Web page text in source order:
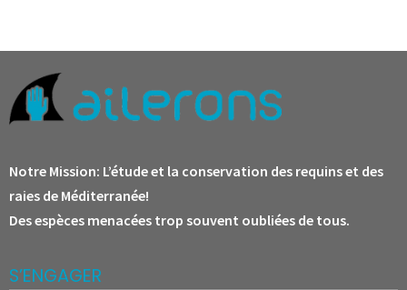
Notre Mission: L’étude et la conservation des requins et des
raies de Méditerranée!
Des espèces menacées trop souvent oubliées de tous.
S’ENGAGER